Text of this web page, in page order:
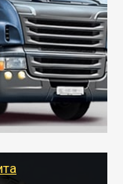
с
работающим
кузова и мед.
России с